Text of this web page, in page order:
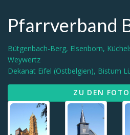
Pfarrverband
Bütgenbach-Berg, Elsenborn,
Weywertz
Dekanat Eifel (Ostbelgien), Bistum
ZU DEN